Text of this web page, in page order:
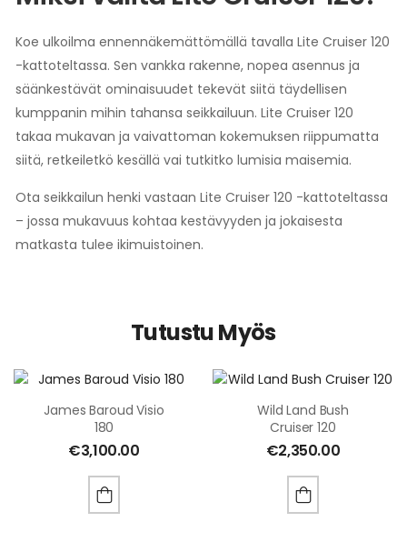
Koe ulkoilma ennennäkemättömällä tavalla Lite Cruiser 120
-kattoteltassa. Sen vankka rakenne, nopea asennus ja
säänkestävät ominaisuudet tekevät siitä täydellisen
kumppanin mihin tahansa seikkailuun. Lite Cruiser 120
takaa mukavan ja vaivattoman kokemuksen riippumatta
siitä, retkeiletkö kesällä vai tutkitko lumisia maisemia.
Ota seikkailun henki vastaan Lite Cruiser 120 -kattoteltassa
– jossa mukavuus kohtaa kestävyyden ja jokaisesta
matkasta tulee ikimuistoinen.
Tutustu Myös
James Baroud Visio
180
€3,100.00
Wild Land Bush
Cruiser 120
€2,350.00